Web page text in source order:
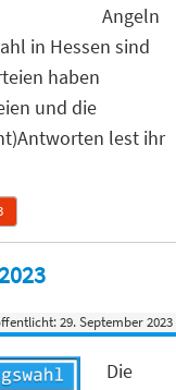
Angeln
in Hessen sind
haben
und die
lest ihr
29. September 2023
Die